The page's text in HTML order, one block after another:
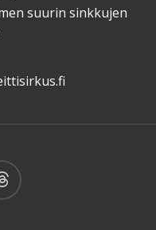
suurin sinkkujen